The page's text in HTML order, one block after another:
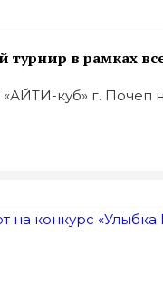
в рамках
куб» г.